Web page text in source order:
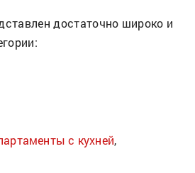
достаточно широко и
с кухней,